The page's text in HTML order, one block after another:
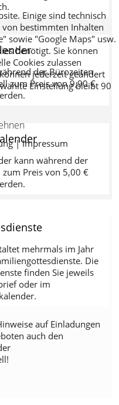
der Bürozeiten
zum Preis von 9,90 €
kann während der
Preis von 5,00 €
mehrmals im Jahr
Die
finden Sie jeweils
oder im
DER
Angebot für
auf Einladungen
auch den
Einige sind technisch
bestimmten Inhalten
sowie "Google Maps" usw.
benötigt. Sie können
Cookies zulassen
jederzeit geändert
Einstellung bleibt 90
|Impressum